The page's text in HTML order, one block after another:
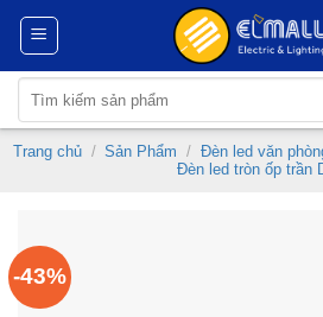
Skip
content
kiếm:
Trang chủ / Sản Phẩm / Đèn led văn
Đèn led tròn ốp trần
-43%